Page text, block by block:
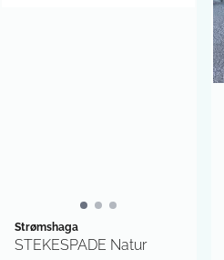
Strømshaga
STEKESPADE Natur